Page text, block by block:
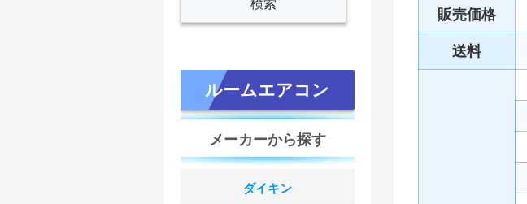
販売価格
送料
ルームエアコン
メーカーから探す
ダイキン